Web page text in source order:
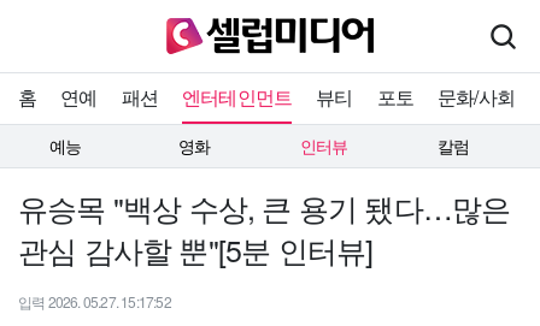
홈 연예 패션 엔터테인먼트 뷰티 포토 문화/사회
예능 영화 인터뷰 칼럼
유승목 "백상 수상, 큰 용기 됐다…많은
관심 감사할 뿐"[5분 인터뷰]
입력 2026. 05.27. 15:17:52